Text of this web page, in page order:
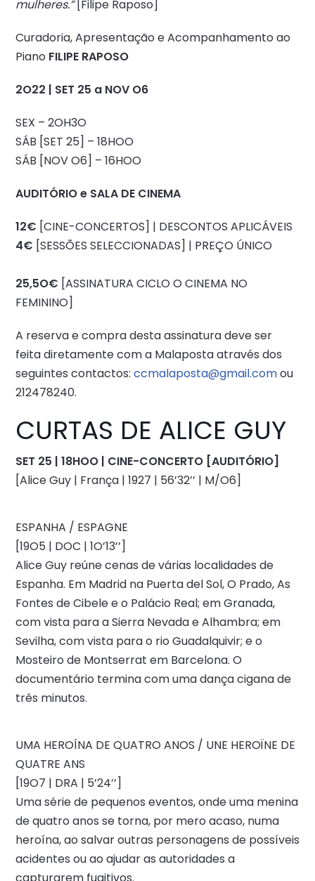
mulheres.” [Filipe Raposo]
Curadoria, Apresentação e Acompanhamento ao
Piano FILIPE RAPOSO
2O22 | SET 25 a NOV O6
SEX – 2OH3O
SÁB [SET 25] – 18HOO
SÁB [NOV O6] – 16HOO
AUDITÓRIO e SALA DE CINEMA
12€ [CINE-CONCERTOS] | DESCONTOS APLICÁVEIS
4€ [SESSÕES SELECCIONADAS] | PREÇO ÚNICO
25,5O€ [ASSINATURA CICLO O CINEMA NO
FEMININO]
A reserva e compra desta assinatura deve ser
feita diretamente com a Malaposta através dos
seguintes contactos: ccmalaposta@gmail.comou
212478240.
CURTAS DE ALICE GUY
SET 25 | 18HOO | CINE-CONCERTO [AUDITÓRIO]
[Alice Guy | França | 1927 | 56’32’’ | M/O6]
ESPANHA / ESPAGNE
[19O5 | DOC | 1O’13’’]
Alice Guy reúne cenas de várias localidades de
Espanha. Em Madrid na Puerta del Sol, O Prado, As
Fontes de Cibele e o Palácio Real; em Granada,
com vista para a Sierra Nevada e Alhambra; em
Sevilha, com vista para o rio Guadalquivir; e o
Mosteiro de Montserrat em Barcelona. O
documentário termina com uma dança cigana de
três minutos.
UMA HEROÍNA DE QUATRO ANOS / UNE HEROÏNE DE
QUATRE ANS
[19O7 | DRA | 5’24’’]
Uma série de pequenos eventos, onde uma menina
de quatro anos se torna, por mero acaso, numa
heroína, ao salvar outras personagens de possíveis
acidentes ou ao ajudar as autoridades a
capturarem fugitivos.